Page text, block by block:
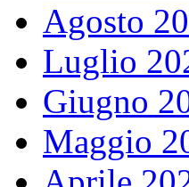
Agosto
Luglio
Giugno
Maggio